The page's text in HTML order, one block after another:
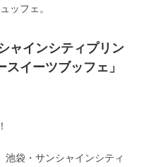
ッフェ。
ャインシティプリン
イーツブッフェ」
袋・サンシャインシティ